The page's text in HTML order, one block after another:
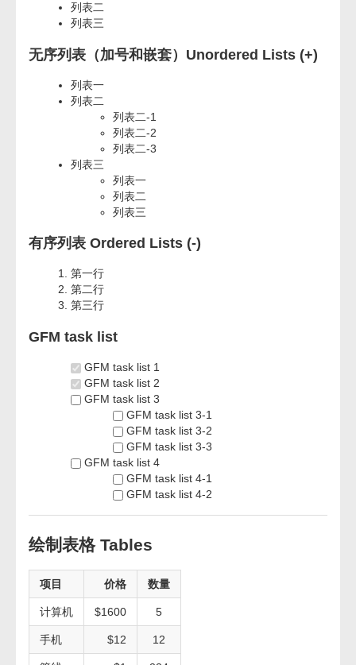
列表二
列表三
无序列表（加号和嵌套）Unordered Lists (+)
列表一
列表二
列表二-1
列表二-2
列表二-3
列表三
列表一
列表二
列表三
有序列表 Ordered Lists (-)
第一行
第二行
第三行
GFM task list
GFM task list 1
GFM task list 2
GFM task list 3
GFM task list 3-1
GFM task list 3-2
GFM task list 3-3
GFM task list 4
GFM task list 4-1
GFM task list 4-2
绘制表格 Tables
项目 价格 数量
计算机 $1600 5
手机 $12 12